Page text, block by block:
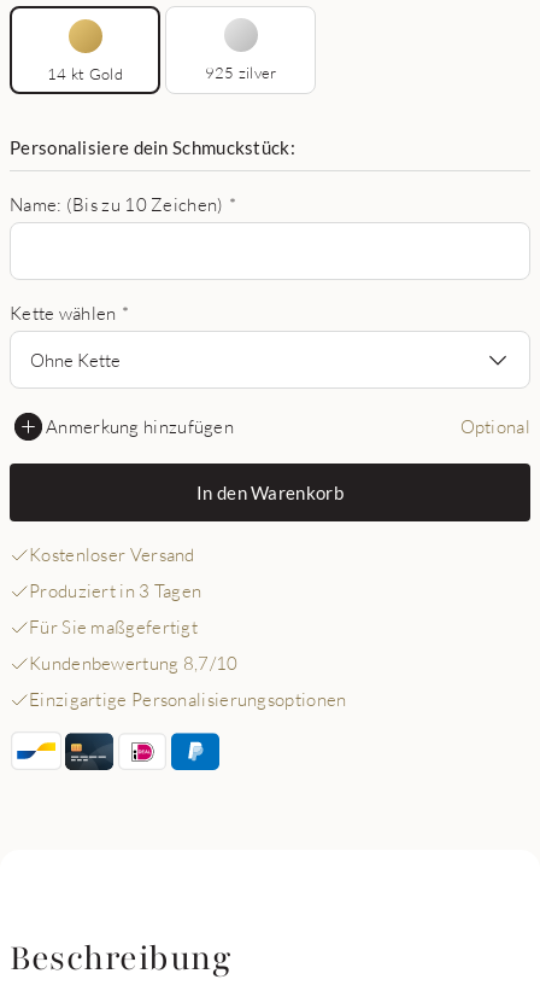
14 kt Gold 925 zilver
Personalisiere dein Schmuckstück:
Name: (Bis zu 10 Zeichen) *
Kette wählen *
Ohne Kette
Anmerkung hinzufügen Optional
In den Warenkorb
Kostenloser Versand
Produziert in 3 Tagen
Für Sie maßgefertigt
Kundenbewertung 8,7/10
Einzigartige Personalisierungsoptionen
Beschreibung